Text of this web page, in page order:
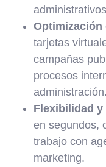
Optimización
tarjetas
campañas
procesos
administración.
Flexibilidad y
en segundos,
trabajo con
marketing.